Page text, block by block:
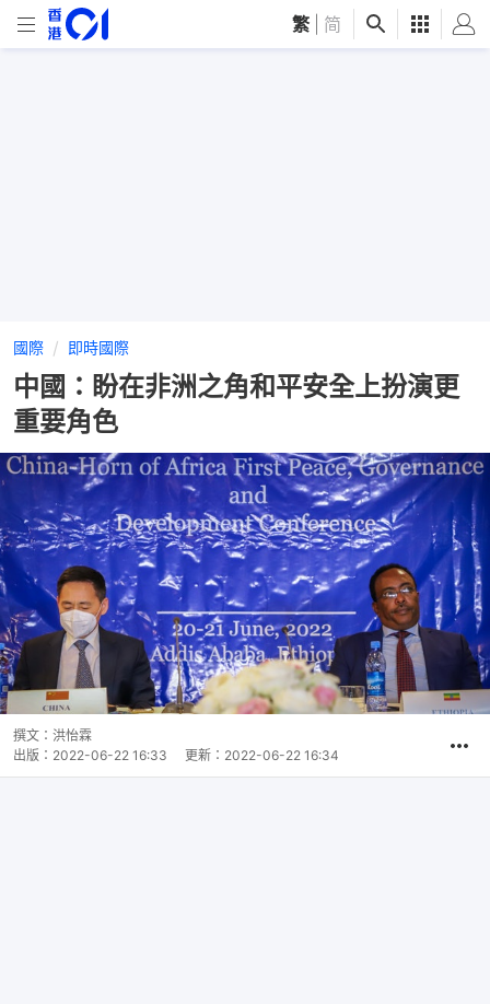
繁 简
國際 即時國際
中國：盼在非洲之角和平安全上扮演更
重要角色
撰文： 洪怡霖
出版： 2022-06-22 16:33 更新： 2022-06-22 16:34